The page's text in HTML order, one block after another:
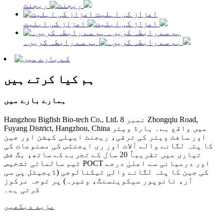
ریجنٹ
اعزاز کی اہلیت
اعزاز کی اہلیت
ہم سے رابطہ کریں۔
ہم سے رابطہ کریں۔
ہم کیا کرتے ہیں
ہمارے بارے میں
Hangzhou Bigfish Bio-tech Co., Ltd. نمبر 8 Zhongqiu Road,
Fuyang District, Hangzhou, China میں واقع ہے۔ ہارڈ ویئر
اور سافٹ ویئر کی ترقی، ریجنٹ ایپلی کیشن اور جین
کا پتہ لگانے والے آلات اور ری ایجنٹس کی مصنوعات کی
تیاری میں تقریباً 20 سال کے تجربے کے ساتھ، بگ فش
ٹیم سالماتی تشخیص POCT اور درمیانی سے اعلیٰ درجے
کی جین کا پتہ لگانے والی ٹیکنالوجی (ڈیجیٹل پی سی
آر، نانوپور سیکوینسنگ، وغیرہ) پر توجہ مرکوز
کرتی ہے۔
مزید دیکھیں